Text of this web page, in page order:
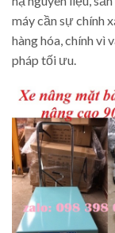
máy cần sự chính
hàng hóa, chính vì
pháp tối ưu.